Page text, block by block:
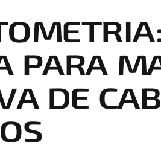
PARA
DE